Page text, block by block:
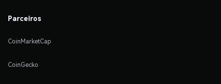
Parceiros
CoinMarketCap
CoinGecko